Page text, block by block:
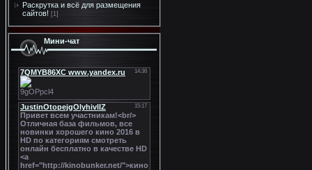
Раскрутка и всё для размещения
сайтов! [1]
Мини-чат